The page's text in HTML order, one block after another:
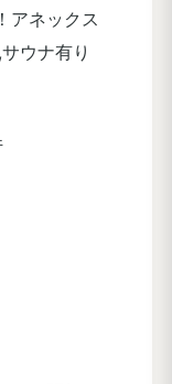
アネックス
ウナ有り